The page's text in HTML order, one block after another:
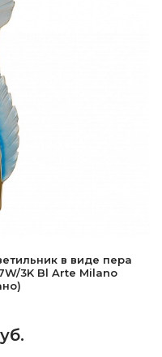
в виде пера
3K Bl Arte Milano